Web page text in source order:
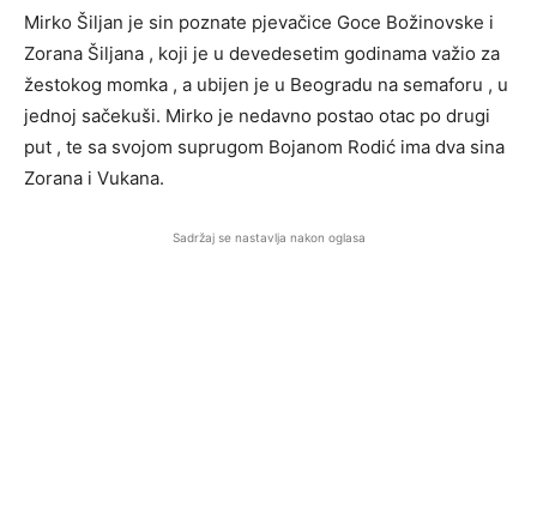
Mirko Šiljan je sin poznate pjevačice Goce Božinovske i
Zorana Šiljana , koji je u devedesetim godinama važio za
žestokog momka , a ubijen je u Beogradu na semaforu , u
jednoj sačekuši. Mirko je nedavno postao otac po drugi
put , te sa svojom suprugom Bojanom Rodić ima dva sina
Zorana i Vukana.
Sadržaj se nastavlja nakon oglasa